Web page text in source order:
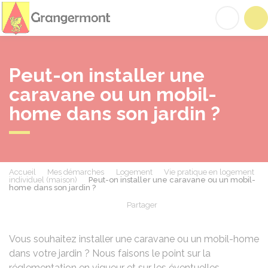
Peut-on installer une
caravane ou un mobil-
home dans son jardin ?
Accueil Mes démarches Logement
Vie pratique en logement
individuel (maison)
Peut-on installer une caravane ou un mobil-
home dans son jardin ?
Partager
Vous souhaitez installer une caravane ou un mobil-home
dans votre jardin ? Nous faisons le point sur la